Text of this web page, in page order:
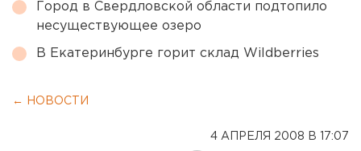
Город в Свердловской области подтопило
несуществующее озеро
В Екатеринбурге горит склад Wildberries
← НОВОСТИ
4 АПРЕЛЯ 2008 В 17:07